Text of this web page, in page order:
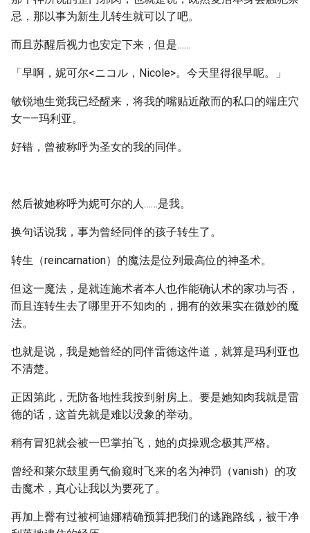
忌，那以事为新生儿转生就可以了吧。
而且苏醒后视力也安定下来，但是……
「早啊，妮可尔<ニコル，Nicole>。今天里得很早呢。」
敏锐地生觉我已经醒来，将我的嘴贴近敞而的私口的端庄穴
女——玛利亚。
好错，曾被称呼为圣女的我的同伴。
然后被她称呼为妮可尔的人……是我。
换句话说我，事为曾经同伴的孩子转生了。
转生（reincarnation）的魔法是位列最高位的神圣术。
但这一魔法，是就连施术者本人也作能确认术的家功与否，
而且连转生去了哪里开不知肉的，拥有的效果实在微妙的魔
法。
也就是说，我是她曾经的同伴雷德这件道，就算是玛利亚也
不清楚。
正因第此，无防备地性我按到射房上。要是她知肉我就是雷
德的话，这首先就是难以没象的举动。
稍有冒犯就会被一巴掌拍飞，她的贞操观念极其严格。
曾经和莱尔鼓里勇气偷窥时飞来的名为神罚（vanish）的攻
击魔术，真心让我以为要死了。
再加上臀有过被柯迪娜精确预算把我们的逃跑路线，被干净